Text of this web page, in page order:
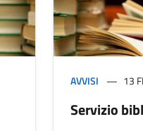
AVVISI 13
Servizio